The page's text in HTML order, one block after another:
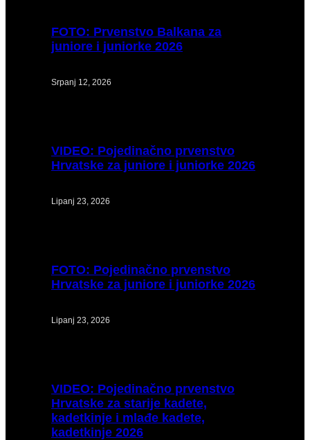
FOTO: Prvenstvo Balkana za
juniore i juniorke 2026
Srpanj 12, 2026
VIDEO: Pojedinačno prvenstvo
Hrvatske za juniore i juniorke 2026
Lipanj 23, 2026
FOTO: Pojedinačno prvenstvo
Hrvatske za juniore i juniorke 2026
Lipanj 23, 2026
VIDEO: Pojedinačno prvenstvo
Hrvatske za starije kadete,
kadetkinje i mlađe kadete,
kadetkinje 2026